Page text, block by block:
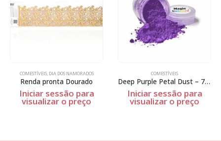
COMESTÍVEIS, DIA DOS NAMORADOS
Renda pronta Dourado
Iniciar sessão para
visualizar o preço
COMESTÍVEIS
Deep Purple Petal Dust – 7ml
Iniciar sessão para
visualizar o preço